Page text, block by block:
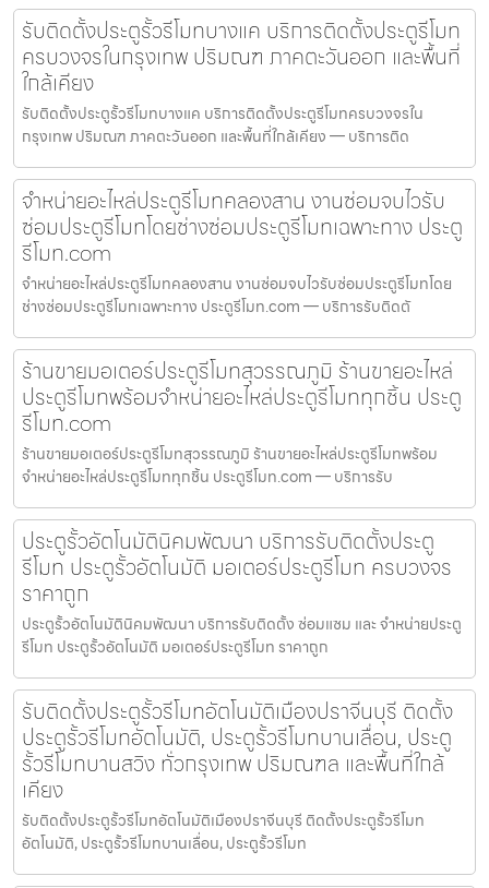
รับติดตั้งประตูรั้วรีโมทบางแค บริการติดตั้งประตูรีโมท
ครบวงจรในกรุงเทพ ปริมณฑ ภาคตะวันออก และพื้นที่
ใกล้เคียง
รับติดตั้งประตูรั้วรีโมทบางแค บริการติดตั้งประตูรีโมทครบวงจรใน
กรุงเทพ ปริมณฑ ภาคตะวันออก และพื้นที่ใกล้เคียง — บริการติด
จำหน่ายอะไหล่ประตูรีโมทคลองสาน งานซ่อมจบไวรับ
ซ่อมประตูรีโมทโดยช่างซ่อมประตูรีโมทเฉพาะทาง ประตู
รีโมท.com
จำหน่ายอะไหล่ประตูรีโมทคลองสาน งานซ่อมจบไวรับซ่อมประตูรีโมทโดย
ช่างซ่อมประตูรีโมทเฉพาะทาง ประตูรีโมท.com — บริการรับติดตั
ร้านขายมอเตอร์ประตูรีโมทสุวรรณภูมิ ร้านขายอะไหล่
ประตูรีโมทพร้อมจำหน่ายอะไหล่ประตูรีโมททุกชิ้น ประตู
รีโมท.com
ร้านขายมอเตอร์ประตูรีโมทสุวรรณภูมิ ร้านขายอะไหล่ประตูรีโมทพร้อม
จำหน่ายอะไหล่ประตูรีโมททุกชิ้น ประตูรีโมท.com — บริการรับ
ประตูรั้วอัตโนมัตินิคมพัฒนา บริการรับติดตั้งประตู
รีโมท ประตูรั้วอัตโนมัติ มอเตอร์ประตูรีโมท ครบวงจร
ราคาถูก
ประตูรั้วอัตโนมัตินิคมพัฒนา บริการรับติดตั้ง ซ่อมแซม และ จำหน่ายประตู
รีโมท ประตูรั้วอัตโนมัติ มอเตอร์ประตูรีโมท ราคาถูก
รับติดตั้งประตูรั้วรีโมทอัตโนมัติเมืองปราจีนบุรี ติดตั้ง
ประตูรั้วรีโมทอัตโนมัติ, ประตูรั้วรีโมทบานเลื่อน, ประตู
รั้วรีโมทบานสวิง ทั่วกรุงเทพ ปริมณฑล และพื้นที่ใกล้
เคียง
รับติดตั้งประตูรั้วรีโมทอัตโนมัติเมืองปราจีนบุรี ติดตั้งประตูรั้วรีโมท
อัตโนมัติ, ประตูรั้วรีโมทบานเลื่อน, ประตูรั้วรีโมท